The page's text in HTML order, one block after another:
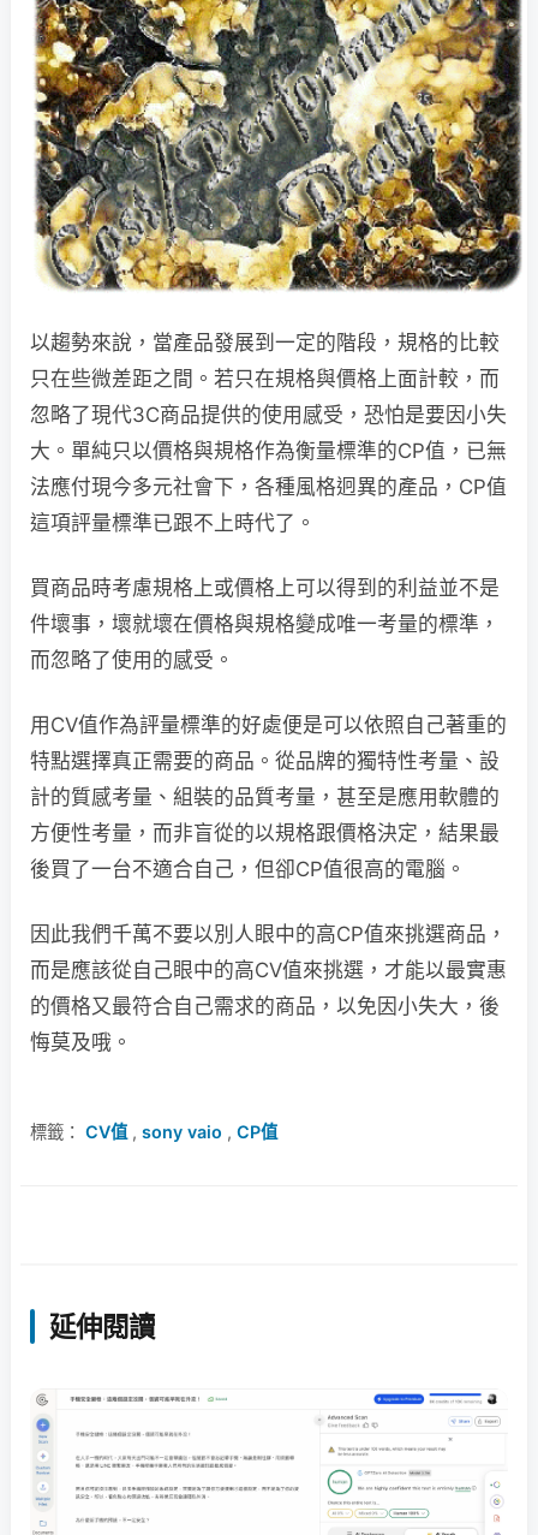
以趨勢來說，當產品發展到一定的階段，規格的比較
只在些微差距之間。若只在規格與價格上面計較，而
忽略了現代3C商品提供的使用感受，恐怕是要因小失
大。單純只以價格與規格作為衡量標準的CP值，已無
法應付現今多元社會下，各種風格迥異的產品，CP值
這項評量標準已跟不上時代了。
買商品時考慮規格上或價格上可以得到的利益並不是
件壞事，壞就壞在價格與規格變成唯一考量的標準，
而忽略了使用的感受。
用CV值作為評量標準的好處便是可以依照自己著重的
特點選擇真正需要的商品。從品牌的獨特性考量、設
計的質感考量、組裝的品質考量，甚至是應用軟體的
方便性考量，而非盲從的以規格跟價格決定，結果最
後買了一台不適合自己，但卻CP值很高的電腦。
因此我們千萬不要以別人眼中的高CP值來挑選商品，
而是應該從自己眼中的高CV值來挑選，才能以最實惠
的價格又最符合自己需求的商品，以免因小失大，後
悔莫及哦。
標籤： CV值 , sony vaio , CP值
延伸閱讀